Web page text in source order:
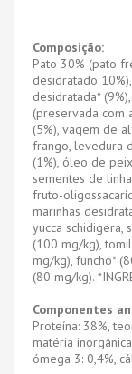
Composição:
Pato 30% (pato
desidratado
desidratada*
(preservada com
(5%), vagem de
frango, levedura
(1%), óleo de
sementes de
fruto-
marinhas
yucca schidigera,
(100 mg/kg),
mg/kg), funcho*
(80 mg/kg).
Componentes
Proteína: 38%,
matéria
ómega 3: 0,4%,